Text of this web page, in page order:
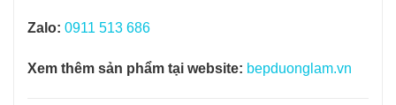
Zalo: 0911 513 686
Xem thêm sản phẩm tại website: bepduonglam.vn